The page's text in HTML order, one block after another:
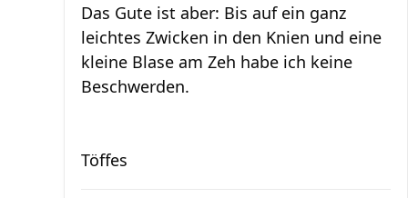
Das Gute ist aber: Bis auf ein ganz
leichtes Zwicken in den Knien und eine
kleine Blase am Zeh habe ich keine
Beschwerden.
Töffes